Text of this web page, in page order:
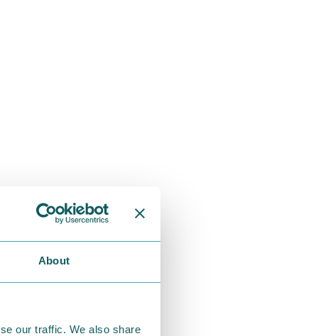
About
our traffic. We also share